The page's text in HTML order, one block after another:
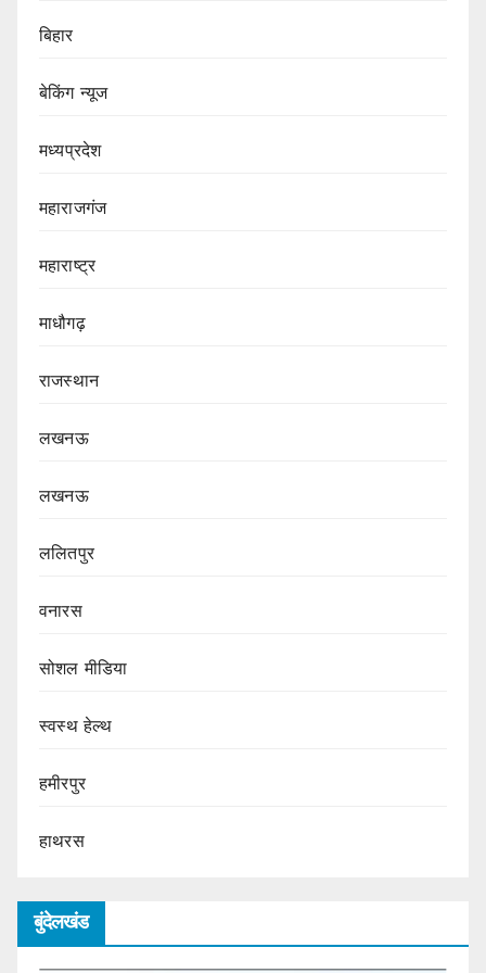
बिहार
बेकिंग न्यूज
मध्यप्रदेश
महाराजगंज
महाराष्ट्र
माधौगढ़
राजस्थान
लखनऊ
लखनऊ
ललितपुर
वनारस
सोशल मीडिया
स्वस्थ हेल्थ
हमीरपुर
हाथरस
बुंदेलखंड